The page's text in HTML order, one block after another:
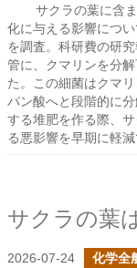
サクラの葉に含
化に与える影響につ
を調査。科研費の研
管に、クマリンを分
た。この細菌はクマ
パン酸へと段階的に
する堆肥を作る際、
る悪影響を早期に軽
2026-07-24 化学全